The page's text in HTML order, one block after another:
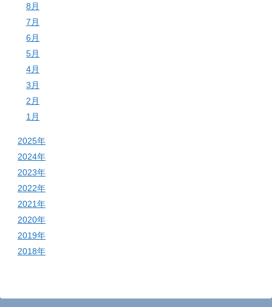
8月
7月
6月
5月
4月
3月
2月
1月
2025年
2024年
2023年
2022年
2021年
2020年
2019年
2018年